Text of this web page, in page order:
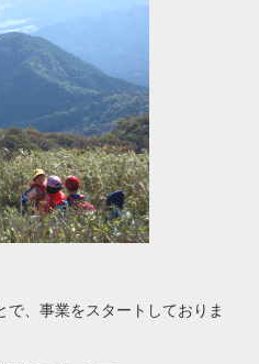
、事業をスタートしておりま